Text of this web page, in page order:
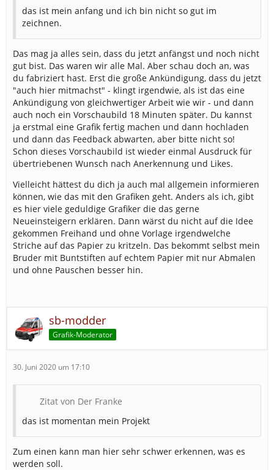
das ist mein anfang und ich bin nicht so gut im
zeichnen.
Das mag ja alles sein, dass du jetzt anfängst und noch nicht
gut bist. Das waren wir alle Mal. Aber schau doch an, was
du fabriziert hast. Erst die große Ankündigung, dass du jetzt
"auch hier mitmachst" - klingt irgendwie, als ist das eine
Ankündigung von gleichwertiger Arbeit wie wir - und dann
auch noch ein Vorschaubild 18 Minuten später. Du kannst
ja erstmal eine Grafik fertig machen und dann hochladen
und dann das Feedback abwarten, aber bitte nicht so!
Schon dieses Vorschaubild ist wieder einmal Ausdruck für
übertriebenen Wunsch nach Anerkennung und Likes.
Vielleicht hättest du dich ja auch mal allgemein informieren
können, wie das mit den Grafiken geht. Anders als ich, gibt
es hier viele geduldige Grafiker die das gerne
Neueinsteigern erklären. Dann wärst du nicht auf die Idee
gekommen Freihand und ohne Vorlage irgendwelche
Striche auf das Papier zu kritzeln. Das bekommt selbst mein
Bruder mit Buntstiften auf echtem Papier mit nur Abmalen
und ohne Pauschen besser hin.
sb-modder
Grafik-Moderator
30. Juni 2020 um 17:10
Zitat von Der Franke
das ist momentan mein Projekt
Zum einen kann man hier sehr schwer erkennen, was es
werden soll.